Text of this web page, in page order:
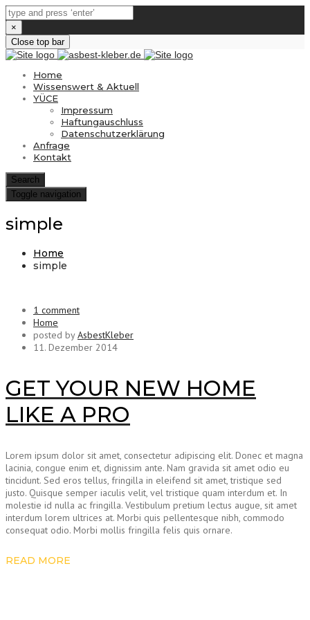
×
Close top bar
Home
Wissenswert & Aktuell
YÜCE
Impressum
Haftungauschluss
Datenschutzerklärung
Anfrage
Kontakt
Search
Toggle navigation
simple
Home
simple
1 comment
Home
posted byAsbestKleber
11. Dezember 2014
GET YOUR NEW HOME
LIKE A PRO
Lorem ipsum dolor sit amet, consectetur adipiscing elit. Donec et magna
lacinia, congue enim et, dignissim ante. Nam gravida sit amet odio eu
tincidunt. Sed eros tellus, fringilla in eleifend sit amet, tristique sed
justo. Quisque semper iaculis velit, vel tristique quam interdum et. In
molestie id nulla ac fringilla. Vestibulum pretium lectus augue, sit amet
interdum lorem ultrices at. Morbi quis pellentesque nibh, commodo
consequat odio. Morbi mollis fringilla felis quis ornare.
READ MORE